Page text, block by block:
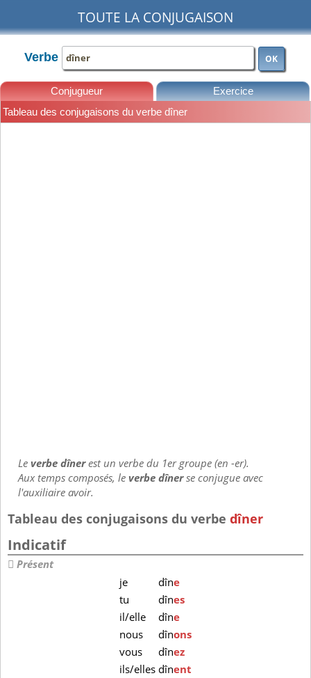
TOUTE LA CONJUGAISON
Verbe OK
Conjugueur Exercice
Tableau des conjugaisons du verbe dîner
Leverbe dînerest un verbe du 1er groupe (en -er).
Aux temps composés, leverbe dînerse conjugue avec
l'auxiliaire avoir.
Tableau des conjugaisons du verbe dîner
Indicatif
Présent
je
dîne
tu
dînes
il/elle
dîne
nous
dînons
vous
dînez
ils/ellesdînent